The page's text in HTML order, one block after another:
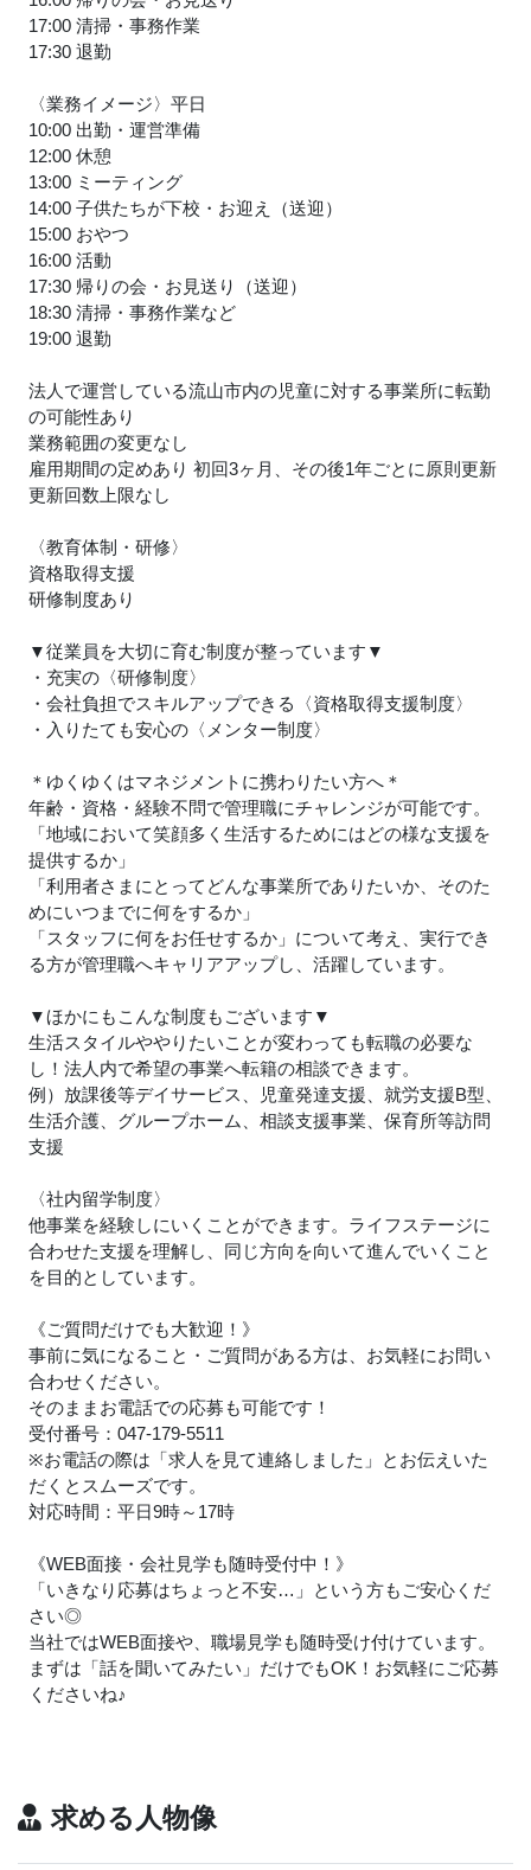
17:00 清掃・事務作業
17:30 退勤
〈業務イメージ〉平日
10:00 出勤・運営準備
12:00 休憩
13:00 ミーティング
14:00 子供たちが下校・お迎え（送迎）
15:00 おやつ
16:00 活動
17:30 帰りの会・お見送り（送迎）
18:30 清掃・事務作業など
19:00 退勤
法人で運営している流山市内の児童に対する事業所に転勤
の可能性あり
業務範囲の変更なし
雇用期間の定めあり 初回3ヶ月、その後1年ごとに原則更新
更新回数上限なし
〈教育体制・研修〉
資格取得支援
研修制度あり
▼従業員を大切に育む制度が整っています▼
・充実の〈研修制度〉
・会社負担でスキルアップできる〈資格取得支援制度〉
・入りたても安心の〈メンター制度〉
＊ゆくゆくはマネジメントに携わりたい方へ＊
年齢・資格・経験不問で管理職にチャレンジが可能です。
「地域において笑顔多く生活するためにはどの様な支援を
提供するか」
「利用者さまにとってどんな事業所でありたいか、そのた
めにいつまでに何をするか」
「スタッフに何をお任せするか」について考え、実行でき
る方が管理職へキャリアアップし、活躍しています。
▼ほかにもこんな制度もございます▼
生活スタイルややりたいことが変わっても転職の必要な
し！法人内で希望の事業へ転籍の相談できます。
例）放課後等デイサービス、児童発達支援、就労支援B型、
生活介護、グループホーム、相談支援事業、保育所等訪問
支援
〈社内留学制度〉
他事業を経験しにいくことができます。ライフステージに
合わせた支援を理解し、同じ方向を向いて進んでいくこと
を目的としています。
《ご質問だけでも大歓迎！》
事前に気になること・ご質問がある方は、お気軽にお問い
合わせください。
そのままお電話での応募も可能です！
受付番号：047-179-5511
※お電話の際は「求人を見て連絡しました」とお伝えいた
だくとスムーズです。
対応時間：平日9時～17時
《WEB面接・会社見学も随時受付中！》
「いきなり応募はちょっと不安…」という方もご安心くだ
さい◎
当社ではWEB面接や、職場見学も随時受け付けています。
まずは「話を聞いてみたい」だけでもOK！お気軽にご応募
くださいね♪
求める人物像